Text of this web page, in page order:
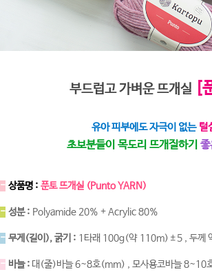
부드럽고 가벼운 뜨개실 [
유아 피부에도 자극이 없는 털
초보분들이 목도리 뜨개질하기 좋
- 상품명 : 푼토 뜨개실 (Punto YARN)
- 성분 : Polyamide 20% + Acrylic 80%
- 무게(길이), 굵기 : 1타래 100g(약 110m)±5 , 두께
- 바늘 : 대(줄)바늘 6~8호(mm) , 모사용코바늘 8~10